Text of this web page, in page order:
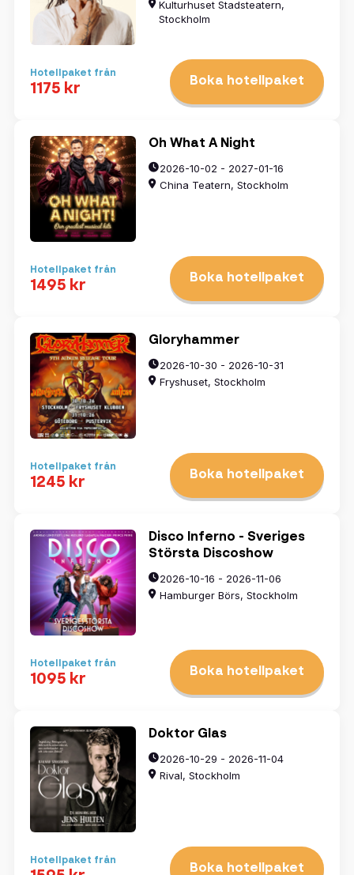
Kulturhuset Stadsteatern,
Stockholm
Hotellpaket från
1175 kr Boka hotellpaket
Oh What A Night
2026-10-02 - 2027-01-16
China Teatern, Stockholm
Hotellpaket från
1495 kr Boka hotellpaket
Gloryhammer
2026-10-30 - 2026-10-31
Fryshuset, Stockholm
Hotellpaket från
1245 kr Boka hotellpaket
Disco Inferno - Sveriges
Största Discoshow
2026-10-16 - 2026-11-06
Hamburger Börs, Stockholm
Hotellpaket från
1095 kr Boka hotellpaket
Doktor Glas
2026-10-29 - 2026-11-04
Rival, Stockholm
Hotellpaket från
Boka hotellpaket